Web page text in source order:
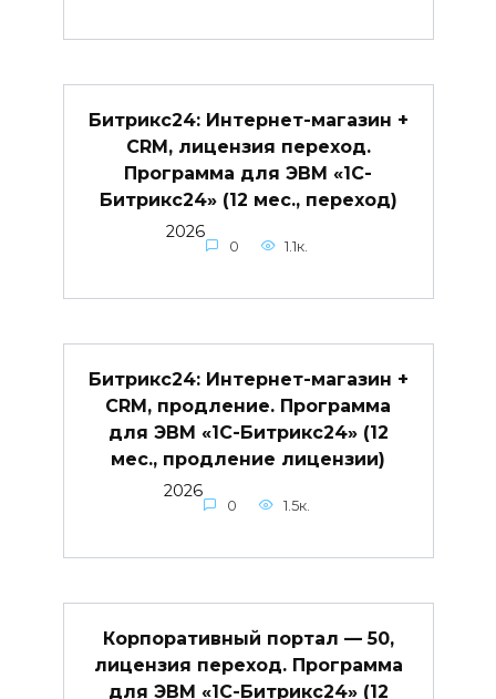
Битрикс24: Интернет-магазин +
CRM, лицензия переход.
Программа для ЭВМ «1С-
Битрикс24» (12 мес., переход)
2026
0 1.1к.
Битрикс24: Интернет-магазин +
CRM, продление. Программа
для ЭВМ «1С-Битрикс24» (12
мес., продление лицензии)
2026
0 1.5к.
Корпоративный портал — 50,
лицензия переход. Программа
для ЭВМ «1С-Битрикс24» (12